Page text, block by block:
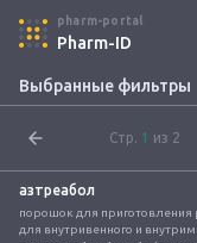
pharm-portal
Pharm-ID
Выбранные фильтры
Стр. 1 из 2
азтреабол
порошок для приготовления
для внутривенного и